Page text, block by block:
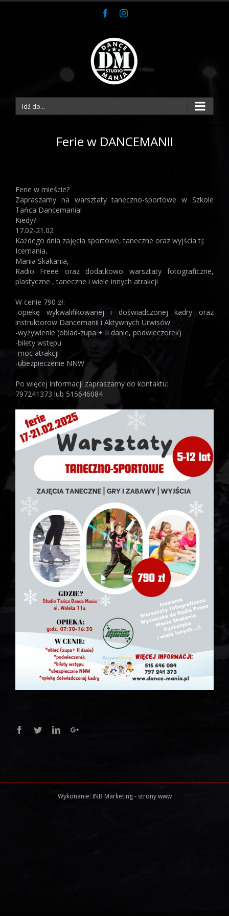
FacebookInstagram
Idź do...
Ferie w DANCEMANII
Ferie w mieście?
Zapraszamy na warsztaty taneczno-sportowe w Szkole
Tańca Dancemania!
Kiedy?
17.02-21.02
Każdego dnia zajęcia sportowe, taneczne oraz wyjścia tj:
Icemania,
Mania Skakania,
Radio Freee oraz dodatkowo warsztaty fotograficzne,
plastyczne , taneczne i wiele innych atrakcji
W cenie 790 zł:
-opiekę wykwalifikowanej i doświadczonej kadry oraz
instruktorow Dancemanii i Aktywnych Urwisów
-wyżywienie (obiad-zupa + II danie, podwieczorek)
-bilety wstępu
-moc atrakcji
-ubezpieczenie NNW
Po więcej informacji zapraszamy do kontaktu:
797241373 lub 515646084
Facebook
TwitterLinkedinGoogle+
Wykonanie: INB Marketing- strony www